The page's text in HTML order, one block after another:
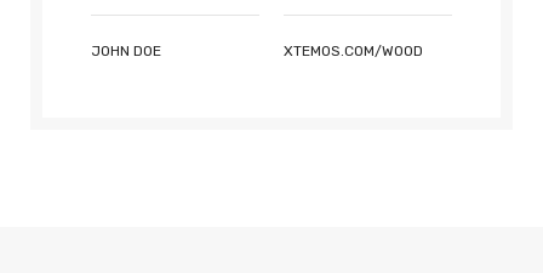
JOHN DOE XTEMOS.COM/WOOD